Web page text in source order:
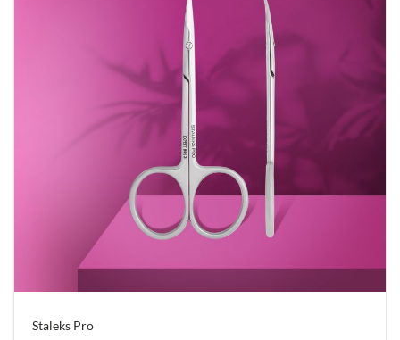
Staleks Pro